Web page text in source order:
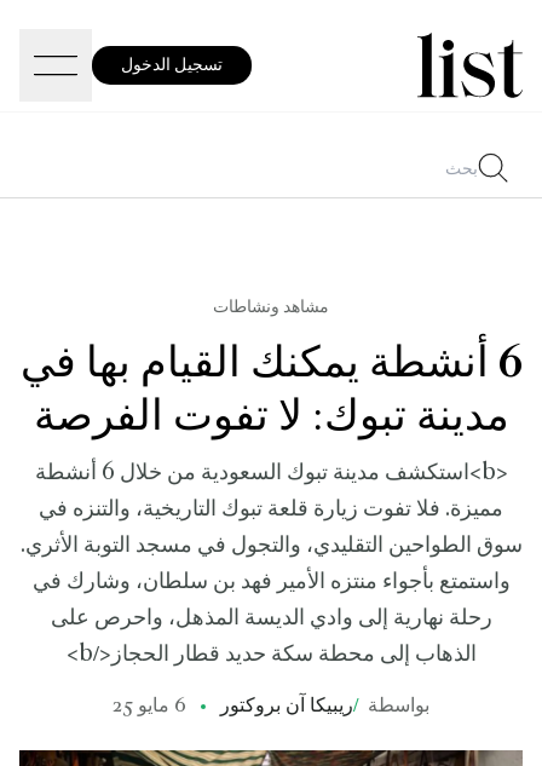
تسجيل الدخول
مشاهد ونشاطات
6 أنشطة يمكنك القيام بها في
مدينة تبوك: لا تفوت الفرصة
<b>استكشف مدينة تبوك السعودية من خلال 6 أنشطة
مميزة. فلا تفوت زيارة قلعة تبوك التاريخية، والتنزه في
سوق الطواحين التقليدي، والتجول في مسجد التوبة الأثري.
واستمتع بأجواء منتزه الأمير فهد بن سلطان، وشارك في
رحلة نهارية إلى وادي الديسة المذهل، واحرص على
الذهاب إلى محطة سكة حديد قطار الحجاز</b>
بواسطة /ريبيكا آن بروكتور 6 مايو 25